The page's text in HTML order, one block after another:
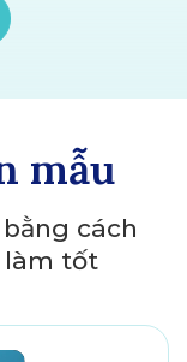
mẫu
cách
làm tốt